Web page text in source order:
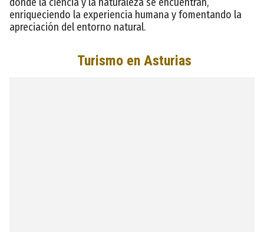
enriqueciendo la experiencia humana y fomentando la
apreciación del entorno natural.